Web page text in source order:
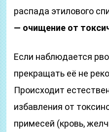
распада этилового
— очищение от
Если наблюдается
прекращать её не
Происходит
избавления от
примесей (кровь,